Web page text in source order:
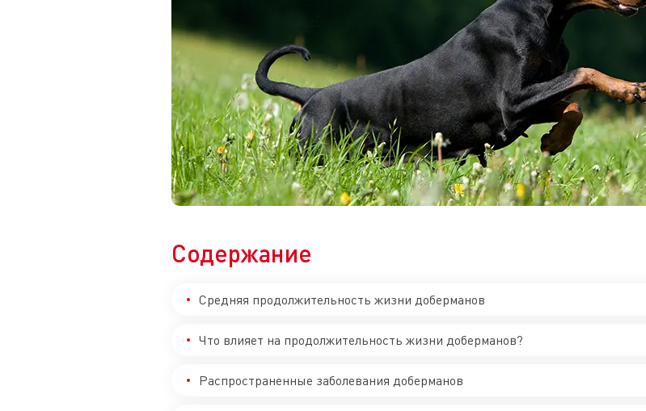
Содержание
Средняя продолжительность жизни доберманов
Что влияет на продолжительность жизни доберманов?
Распространенные заболевания доберманов